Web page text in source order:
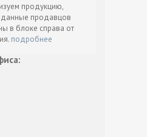
продукцию,
данные продавцов
в блоке справа от
подробнее